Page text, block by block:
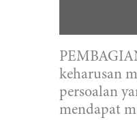
keharusan
persoalan
mendapat